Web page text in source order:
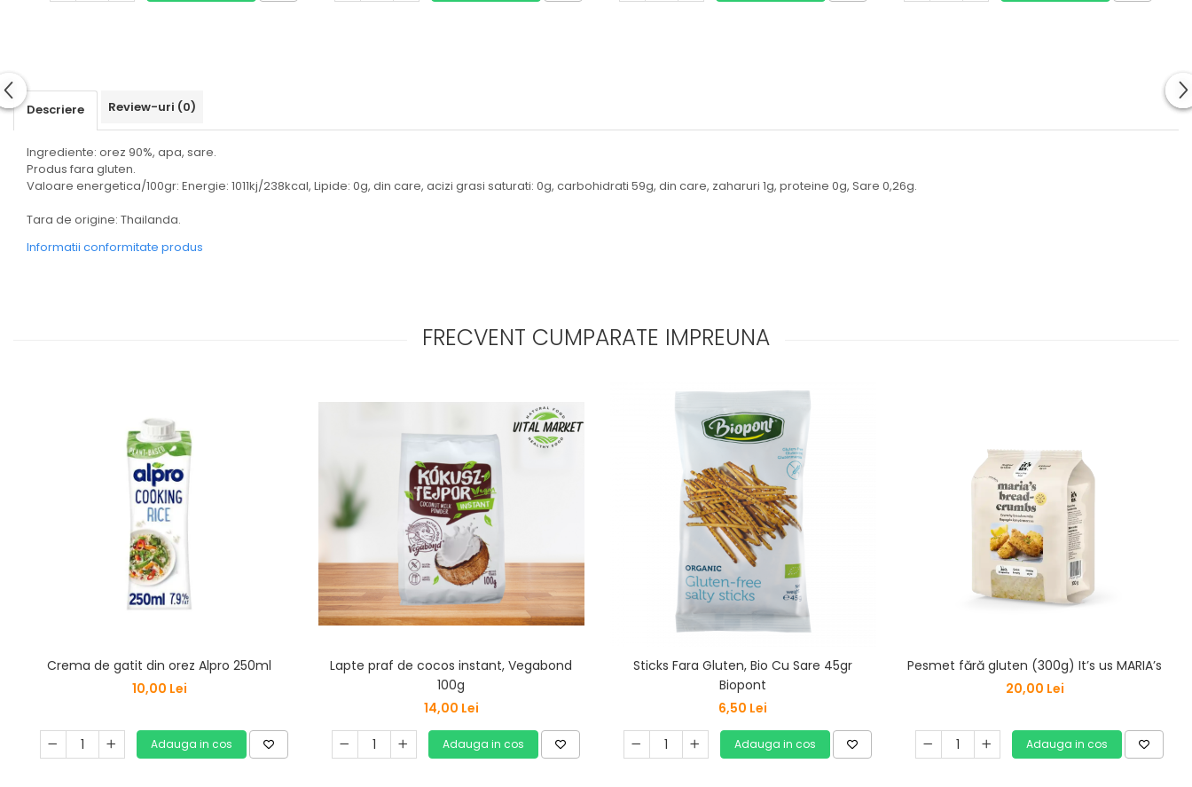
Descriere Review-uri (0)
Ingrediente: orez 90%, apa, sare.
Produs fara gluten.
Valoare energetica/100gr: Energie: 1011kj/238kcal, Lipide: 0g, din care, acizi grasi saturati: 0g, carbohidrati 59g, din care, zaharuri 1g, proteine 0g, Sare 0,26g.
Tara de origine: Thailanda.
Informatii conformitate produs
FRECVENT CUMPARATE IMPREUNA
Crema de gatit din orez Alpro 250ml
10,00 Lei
Adauga in cos
Lapte praf de cocos instant, Vegabond
100g
14,00 Lei
Adauga in cos
Sticks Fara Gluten, Bio Cu Sare 45gr
Biopont
6,50 Lei
Adauga in cos
Pesmet fără gluten (300g) It’s us MARIA’s
20,00 Lei
Adauga in cos